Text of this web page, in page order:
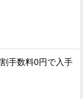
手数料0円で入手